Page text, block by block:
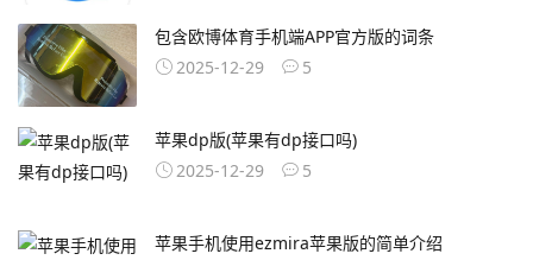
包含欧博体育手机端APP官方版的词条
2025-12-29
5
苹果dp版(苹果有dp接口吗)
2025-12-29
5
苹果手机使用ezmira苹果版的简单介绍